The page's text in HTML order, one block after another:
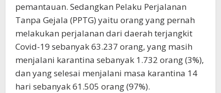
pemantauan. Sedangkan Pelaku Perjalanan
Tanpa Gejala (PPTG) yaitu orang yang pernah
melakukan perjalanan dari daerah terjangkit
Covid-19 sebanyak 63.237 orang, yang masih
menjalani karantina sebanyak 1.732 orang (3%),
dan yang selesai menjalani masa karantina 14
hari sebanyak 61.505 orang (97%).